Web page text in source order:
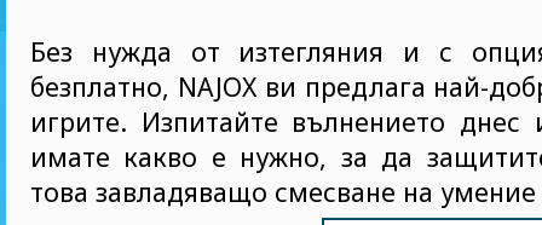
Без нужда от изтегляния и с
безплатно, NAJOX ви предлага най-
игрите. Изпитайте вълнението
имате какво е нужно, за да
това завладяващо смесване на умение